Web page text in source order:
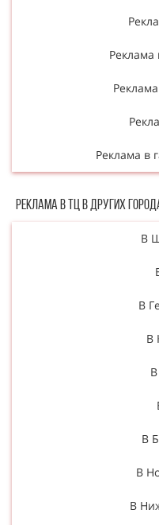
Реклама
Реклама в
Реклама в ТЦ в Других
В
В
В
В
В
В